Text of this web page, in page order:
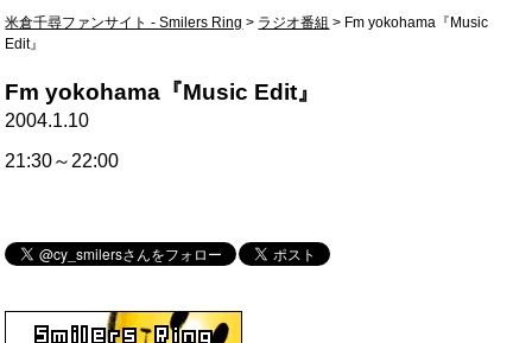
米倉千尋ファンサイト - Smilers Ring > ラジオ番組 > Fm yokohama『Music
Edit』
Fm yokohama『Music Edit』
2004.1.10
21:30～22:00